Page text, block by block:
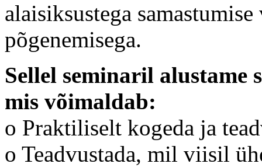
alaisiksustega
põgenemisega.
Sellel seminaril alustame
mis võimaldab:
o Praktiliselt kogeda ja
o Teadvustada, mil viisil